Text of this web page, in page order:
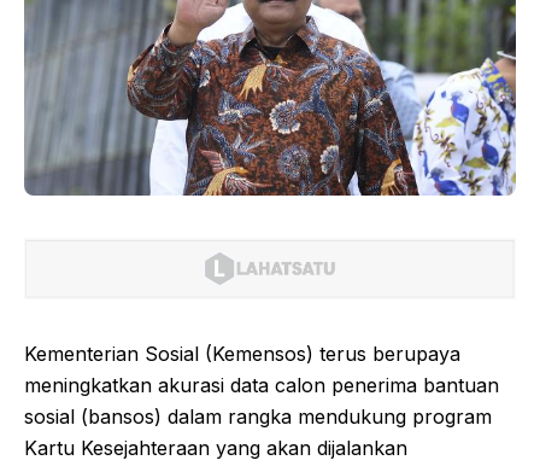
Kementerian Sosial (Kemensos) terus berupaya
meningkatkan akurasi data calon penerima bantuan
sosial (bansos) dalam rangka mendukung program
Kartu Kesejahteraan yang akan dijalankan